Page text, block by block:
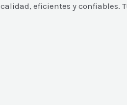
eficientes y confiables.